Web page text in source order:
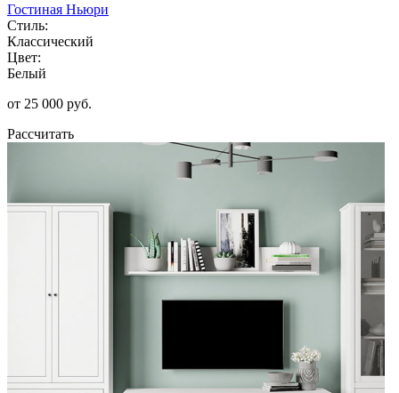
Гостиная Ньюри
Стиль:
Классический
Цвет:
Белый
от 25 000 руб.
Рассчитать